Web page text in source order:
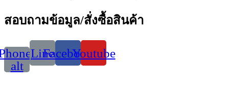
สอบถามข้อมูล/สั่งซื้อสินค้า
alt
LineFacebookYoutube